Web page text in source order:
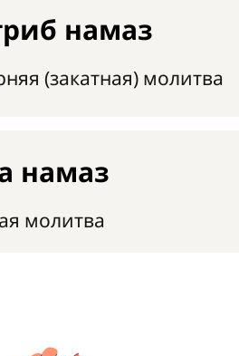
намаз
(закатная) молитва
намаз
молитва